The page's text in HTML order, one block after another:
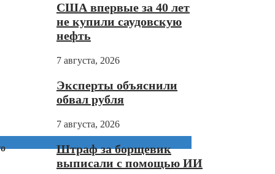
США впервые за 40 лет
не купили саудовскую
нефть
7 августа, 2026
Эксперты объяснили
обвал рубля
7 августа, 2026
Штраф за борщевик
выписали с помощью ИИ